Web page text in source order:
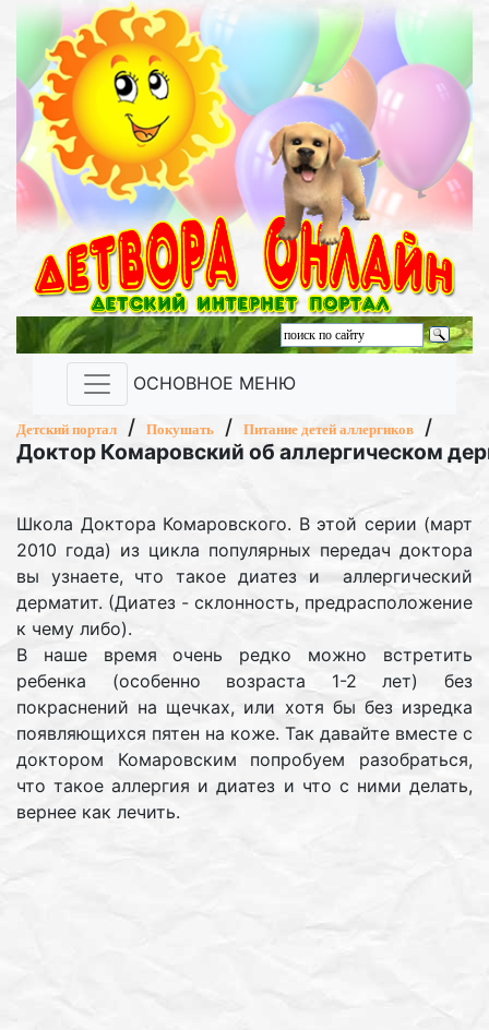
ОСНОВНОЕ МЕНЮ
Детский портал / Покушать / Питание детей аллергиков
/
Доктор Комаровский об аллергическом
Школа Доктора Комаровского. В этой серии (март
2010 года) из цикла популярных передач доктора
вы узнаете, что такое диатез и аллергический
дерматит. (Диатез - склонность, предрасположение
к чему либо).
В наше время очень редко можно встретить
ребенка (особенно возраста 1-2 лет) без
покраснений на щечках, или хотя бы без изредка
появляющихся пятен на коже. Так давайте вместе с
доктором Комаровским попробуем разобраться,
что такое аллергия и диатез и что с ними делать,
вернее как лечить.